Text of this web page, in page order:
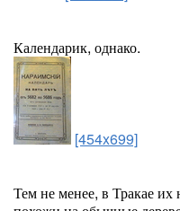
Календарик, однако.
[454x699]
Тем не менее, в Тракае